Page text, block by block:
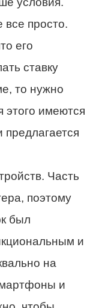
все просто.
его
ставку
то нужно
этого имеются
Часть
поэтому
был
и
на
и